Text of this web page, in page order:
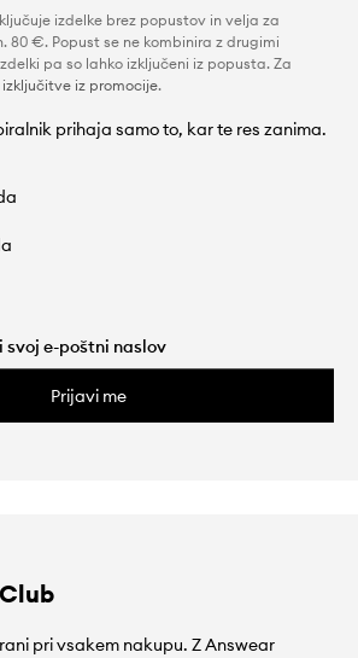
izdelke brez popustov in velja za
80 €. Popust se ne kombinira z drugimi
pa so lahko izključeni iz popusta. Za
izključitve iz promocije.
prihaja samo to, kar te res zanima.
Prijavi me
pri vsakem nakupu. Z Answear